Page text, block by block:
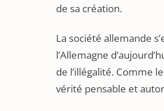
de sa création.
La société allemande
l’Allemagne
de l’illégalité. Comme
vérité pensable et